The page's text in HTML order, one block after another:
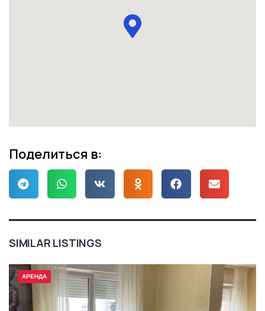
Поделиться в:
SIMILAR LISTINGS
АРЕНДА